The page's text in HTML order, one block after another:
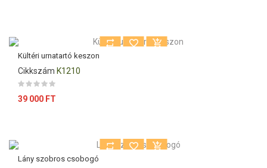
Kültéri urnatartó keszon
Cikkszám K1210
Ár
39 000 FT
Lány szobros csobogó